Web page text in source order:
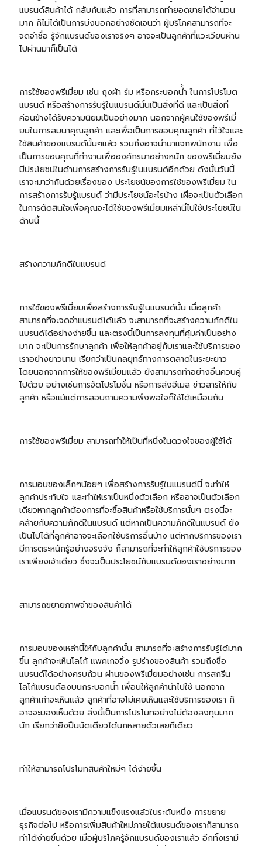
แบรนด์สินค้าได้ กลับกันแล้ว การที่สามารถทำยอดขายได้จำนวน
มาก ก็ไม่ได้เป็นการบ่งบอกอย่างชัดเจนว่า ผู้บริโภคสามารถที่จะ
จดจำชื่อ รู้จักแบรนด์ของเราจริงๆ อาจจะเป็นลูกค้าที่แวะเวียนผ่าน
ไปผ่านมาก็เป็นได้
การใช้ของพรีเมี่ยม เช่น ถุงผ้า ร่มหรือกระบอกน้้ำ ในการโปรโมต
แบรนด์ หรือสร้างการรับรู้ในแบรนด์นั้นเป็นสิ่งที่ดี และเป็นสิ่งที่
ค่อนข้างได้รับความนิยมเป็นอย่างมาก นอกจากผู้คนใช้ของพรีเมี่
ยมในการสมนาคุณลูกค้า และเพื่อเป็นการขอบคุณลูกค้า ที่ไว้ใจและ
ใช้สินค้าของแบรนด์นั้นๆแล้ว รวมถึงอาจนำมาแจกพนักงาน เพื่อ
เป็นการขอบคุณที่ทำงานเพื่อองค์กรมาอย่างหนัก ของพรีเมี่ยมยัง
มีประโยชน์ในด้านการสร้างการรับรู้ในแบรนด์อีกด้วย ดังนั้นวันนี้
เราจะมาว่ากันด้วยเรื่องของ ประโยชน์ของการใช้ของพรีเมี่ยม ใน
การสร้างการรับรู้แบรนด์ ว่ามีประโยชน์อะไรบ้าง เผื่อจะเป็นตัวเลือก
ในการตัดสินใจเพื่อคุณจะได้ใช้ของพรีเมี่ยมเหล่านี้ไปใช้ประโยชน์ใน
ด้านนี้
สร้างความภักดีในแบรนด์
การใช้ของพรีเมี่ยมเพื่อสร้างการรับรู้ในแบรนด์นั้น เมื่อลูกค้า
สามารถที่จะจดจำแบรนด์ได้แล้ว จะสามารถที่จะสร้างความภักดีใน
แบรนด์ได้อย่างง่ายขึ้น และตรงนี้เป็นการลงทุนที่คุ้มค่าเป็นอย่าง
มาก จะเป็นการรักษาลูกค้า เพื่อให้ลูกค้าอยู่กับเราและใช้บริการของ
เราอย่างยาวนาน เรียกว่าเป็นกลยุทธ์ทางการตลาดในระยะยาว
โดยนอกจากการให้ของพรีเมี่ยมแล้ว ยังสามารถทำอย่างอื่นควบคู่
ไปด้วย อย่างเช่นการจัดโปรโมชั่น หรือการส่งอีเมล ข่าวสารให้กับ
ลูกค้า หรือแม้แต่การสอบถามความพึงพอใจก็ใช้ได้เหมือนกัน
การใช้ของพรีเมี่ยม สามารถทำให้เป็นที่หนึ่งในดวงใจของผู้ใช้ได้
การมอบของเล็กๆน้อยๆ เพื่อสร้างการรับรู้ในแบรนด์นี้ จะทำให้
ลูกค้าประทับใจ และทำให้เราเป็นหนึ่งตัวเลือก หรืออาจเป็นตัวเลือก
เดียวหากลูกค้าต้องการที่จะซื้อสินค้าหรือใช้บริการนั้นๆ ตรงนี้จะ
คล้ายกับความภักดีในแบรนด์ แต่หากเป็นความภักดีในแบรนด์ ยัง
เป็นไปได้ที่ลูกค้าอาจจะเลือกใช้บริการอื่นบ้าง แต่หากบริการของเรา
มีการตระหนักรู้อย่างจริงจัง ก็สามารถที่จะทำให้ลูกค้าใช้บริการของ
เราเพียงเจ้าเดียว ซึ่งจะเป็นประโยชน์กับแบรนด์ของเราอย่างมาก
สามารถขยายภาพจำของสินค้าได้
การมอบของเหล่านี้ให้กับลูกค้านั้น สามารถที่จะสร้างการรับรู้ได้มาก
ขึ้น ลูกค้าจะเห็นโลโก้ แพคเกจจิ้ง รูปร่างของสินค้า รวมถึงชื่อ
แบรนด์ได้อย่างครบถ้วน ผ่านของพรีเมี่ยมอย่างเช่น การสกรีน
โลโก้แบรนด์ลงบนกระบอกน้ำเพื่อนให้ลูกค้านำไปใช้ นอกจาก
ลูกค้าเก่าจะเห็นแล้ว ลูกค้าที่อาจไม่เคยเห็นและใช้บริการของเรา ก็
อาจจะมองเห็นด้วย สิ่งนี้เป็นการโปรโมทอย่างไม่ต้องลงทุนมาก
นัก เรียกว่ายิงปืนนัดเดียวได้นกหลายตัวเลยทีเดียว
ทำให้สามารถโปรโมทสินค้าใหม่ๆ ได้ง่ายขึ้น
เมื่อแบรนด์ของเรามีความแข็งแรงแล้วในระดับหนึ่ง การขยาย
ธุรกิจต่อไป หรือการเพิ่มสินค้าใหม่ภายใต้แบรนด์ของเราก็สามารถ
ทำได้ง่ายขึ้นด้วย เมื่อผู้บริโภครู้จักแบรนด์ของเราแล้ว อีกทั้งเรามี